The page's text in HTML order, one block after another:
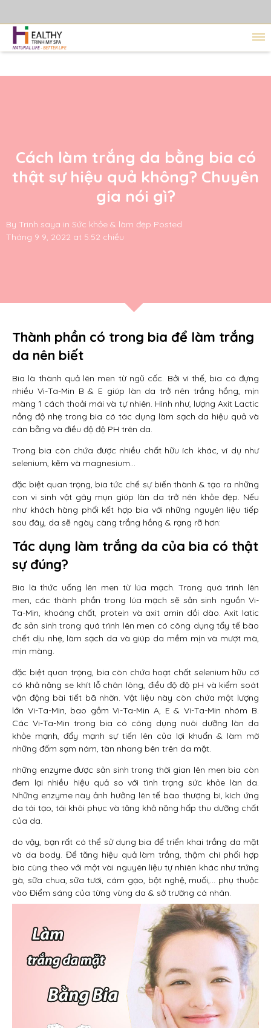
Cách làm trắng da bằng bia có
thật sự hiệu quả không? Chuyên
gia nói gì?
By Trinh saya in Sức khỏe & làm đẹp Posted
Tháng 9 9, 2022 at 5:52 chiều
Thành phần có trong bia để làm trắng
da nên biết
Bia là thành quả lên men từ ngũ cốc. Bởi vì thế, bia có đựng
nhiều Vi-Ta-Min B & E giúp làn da trở nên trắng hồng, mịn
màng 1 cách thoải mái và tự nhiên. Hình như, lượng Axit Lactic
nồng độ nhẹ trong bia có tác dụng làm sạch da hiệu quả và
cân bằng và điều độ độ PH trên da.
Trong bia còn chứa được nhiều chất hữu ích khác, ví dụ như
selenium, kẽm và magnesium…
đặc biệt quan trọng, bia tức chế sự biến thành & tạo ra những
con vi sinh vật gây mụn giúp làn da trở nên khỏe đẹp. Nếu
như khách hàng phối kết hợp bia với những nguyên liệu tiếp
sau đây, da sẽ ngày càng trắng hồng & rạng rỡ hơn:
Tác dụng làm trắng da của bia có thật
sự đúng?
Bia là thức uống lên men từ lúa mạch. Trong quá trình lên
men, các thành phần trong lúa mạch sẽ sản sinh nguồn Vi-
Ta-Min, khoáng chất, protein và axit amin dồi dào. Axit latic
đc sản sinh trong quá trình lên men có công dụng tẩy tế bào
chết dịu nhẹ, làm sạch da và giúp da mềm mịn và mượt mà,
mịn màng.
đặc biệt quan trọng, bia còn chứa hoạt chất selenium hữu cơ
có khả năng se khít lỗ chân lông, điều độ độ pH và kiểm soát
vận động bài tiết bã nhờn. Vật liệu này còn chứa một lượng
lớn Vi-Ta-Min, bao gồm Vi-Ta-Min A, E & Vi-Ta-Min nhóm B.
Các Vi-Ta-Min trong bia có công dụng nuôi dưỡng làn da
khỏe mạnh, đẩy mạnh sự tiến lên của lợi khuẩn & làm mờ
những đốm sạm nám, tàn nhang bên trên da mặt.
những enzyme được sản sinh trong thời gian lên men bia còn
đem lại nhiều hiệu quả so với tình trạng sức khỏe làn da.
Những enzyme này ảnh hưởng lên tế bào thượng bì, kích ứng
da tái tạo, tái khôi phục và tăng khả năng hấp thu dưỡng chất
của da.
do vậy, bạn rất có thể sử dụng bia để triển khai trắng da mặt
và da body. Để tăng hiệu quả làm trắng, thậm chí phối hợp
bia cùng theo với một vài nguyên liệu tự nhiên khác như trứng
gà, sữa chua, sữa tươi, cám gạo, bột nghệ, muối,… phụ thuộc
vào Điểm sáng của từng vùng da & sở trường cá nhân.